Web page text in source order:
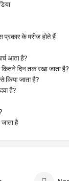
प्रकार के मरीज होते हैं
आता है?
दिन तक रखा जाता है?
किया जाता है?
है?
है